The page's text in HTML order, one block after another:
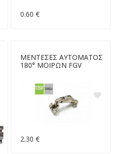
0.60 €
ΜΕΝΤΕΣΕΣ ΑΥΤΟΜΑΤΟΣ
180° ΜΟΙΡΩΝ FGV
2.30 €